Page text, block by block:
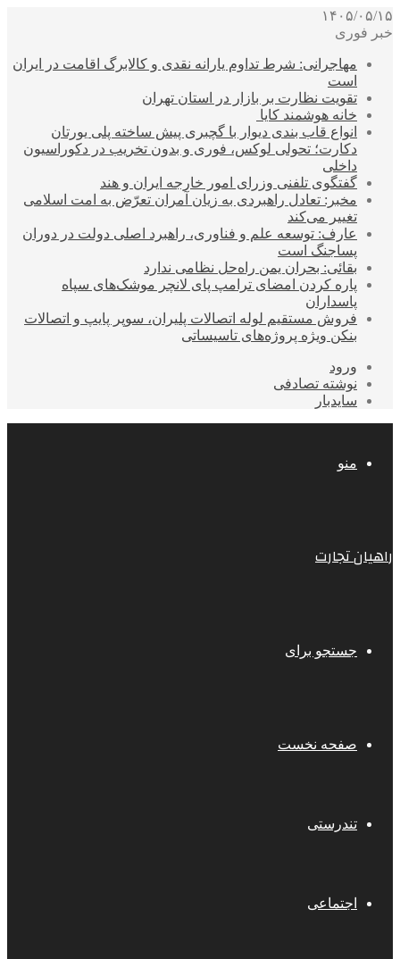
۱۴۰۵/۰۵/۱۵
خبر فوری
مهاجرانی: شرط تداوم یارانه نقدی و کالابرگ اقامت در ایران
است
تقویت نظارت بر بازار در استان تهران
خانه هوشمند کایا
انواع قاب بندی دیوار با گچبری پیش ساخته پلی یورتان
دکارت؛ تحولی لوکس، فوری و بدون تخریب در دکوراسیون
داخلی
گفتگوی تلفنی وزرای امور خارجه ایران و هند
مخبر: تعادل راهبردی به زیان آمران تعرّض به امت اسلامی
تغییر می‌کند
عارف: توسعه علم و فناوری، راهبرد اصلی دولت در دوران
پساجنگ است
بقائی: بحران یمن راه‌حل نظامی ندارد
پاره کردن امضای ترامپ پای لانچر موشک‌های سپاه
پاسداران
فروش مستقیم لوله اتصالات پلیران، سوپر پایپ و اتصالات
بنکن ویژه پروژه‌های تاسیساتی
ورود
نوشته تصادفی
سایدبار
منو
راهیان تجارت
جستجو برای
صفحه نخست
تندرستی
اجتماعی